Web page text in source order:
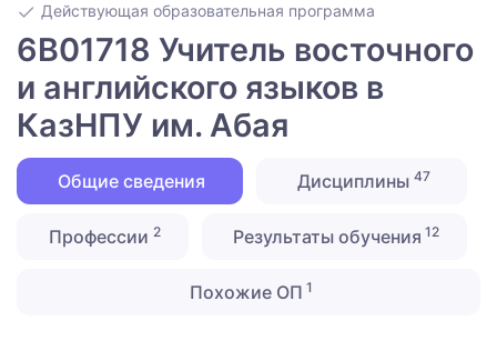
Действующая образовательная программа
6B01718 Учитель восточного
и английского языков в
КазНПУ им. Абая
Общие сведения Дисциплины 47
Профессии 2 Результаты обучения 12
Похожие ОП 1